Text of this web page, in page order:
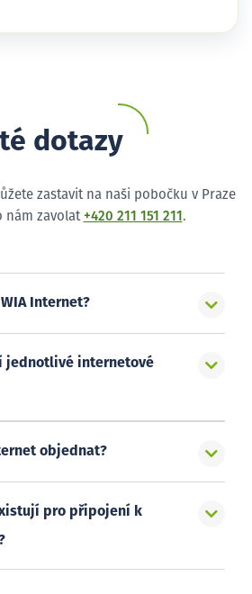
dotazy
zastavit na naši pobočku v Praze
nám zavolat +420 211 151 211 .
Internet?
jednotlivé internetové
objednat?
pro připojení k